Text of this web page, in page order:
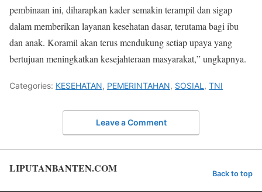
pembinaan ini, diharapkan kader semakin terampil dan sigap
dalam memberikan layanan kesehatan dasar, terutama bagi ibu
dan anak. Koramil akan terus mendukung setiap upaya yang
bertujuan meningkatkan kesejahteraan masyarakat,” ungkapnya.
Categories: KESEHATAN, PEMERINTAHAN, SOSIAL , TNI
Leave a Comment
LIPUTANBANTEN.COM Back to top